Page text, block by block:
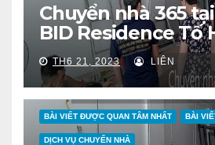
Chuyển nhà 365
BID Residence Tố
TH6 21, 2023 LIÊN
BÀI VIẾT ĐƯỢC QUAN TÂM NHẤT BÀI
DỊCH VỤ CHUYỂN NHÀ